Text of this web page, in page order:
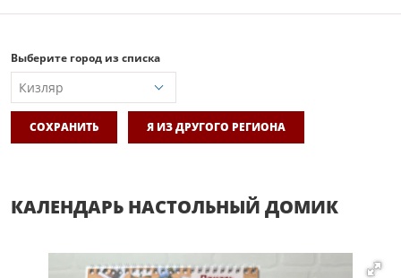
Выберите город из списка
СОХРАНИТЬ Я ИЗ ДРУГОГО РЕГИОНА
КАЛЕНДАРЬ НАСТОЛЬНЫЙ ДОМИК